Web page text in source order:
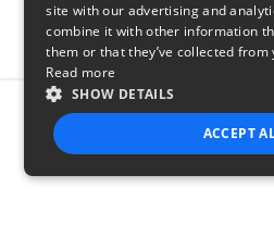
Report
site with our advertising and
combine it with other information
them or that they’ve collected
Read more
SHOW DETAILS
ACCEPT
STRICTLY NECESSARY